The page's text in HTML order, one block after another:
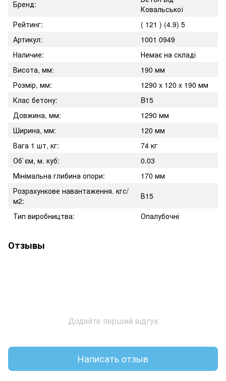
Бренд:
Ковальської
Рейтинг:
( 121 ) (4.9) 5
Артикул:
1001 0949
Наличие:
Немає на складі
Висота, мм:
190 мм
Розмір, мм:
1290 x 120 x 190 мм
Клас бетону:
B15
Довжина, мм:
1290 мм
Ширина, мм:
120 мм
Вага 1 шт, кг:
74 кг
Об`єм, м. куб:
0.03
Мінімальна глибина опори:
170 мм
Розрахункове навантаження. кгс/
м2:
В15
Тип виробництва:
Опалубочні
Отзывы
Додайте перший відгук
Написать отзыв